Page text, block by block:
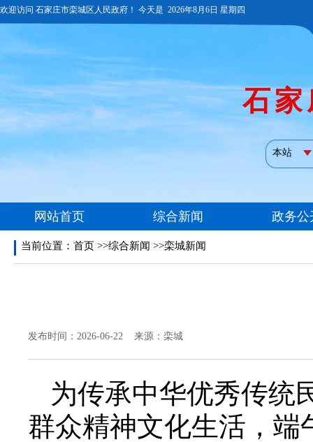
当前位置： 首页 >>综合新闻 >>栾城新闻
发布时间：2026-06-22 来源：栾城
为传承中华优秀传统
群众精神文化生活，端